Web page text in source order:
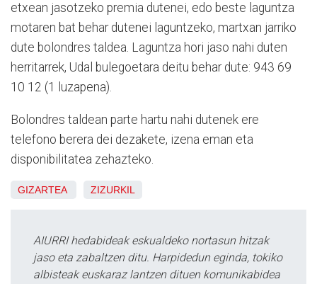
etxean jasotzeko premia dutenei, edo beste laguntza
motaren bat behar dutenei laguntzeko, martxan jarriko
dute bolondres taldea. Laguntza hori jaso nahi duten
herritarrek, Udal bulegoetara deitu behar dute: 943 69
10 12 (1 luzapena).
Bolondres taldean parte hartu nahi dutenek ere
telefono berera dei dezakete, izena eman eta
disponibilitatea zehazteko.
GIZARTEA ZIZURKIL
AIURRI hedabideak eskualdeko nortasun hitzak
jaso eta zabaltzen ditu. Harpidedun eginda, tokiko
albisteak euskaraz lantzen dituen komunikabidea